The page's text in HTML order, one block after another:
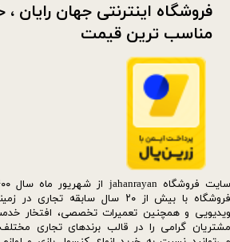
فروشگاه با بیش از ۲۰ سال سابقه
ویدیویی و همچنین تعمیرات تخصصی، افتخار
مشتریان گرامی را در قالب برندهای تجاری
فروشگاه اینترنتی جهان رایان ،
مناسب ترین قیمت​​​​​​​